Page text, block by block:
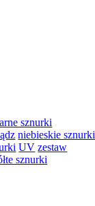
sznurki
niebieskie sznurki
UV zestaw
sznurki